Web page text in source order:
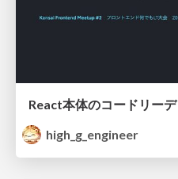
React本体のコードリー
high_g_engineer